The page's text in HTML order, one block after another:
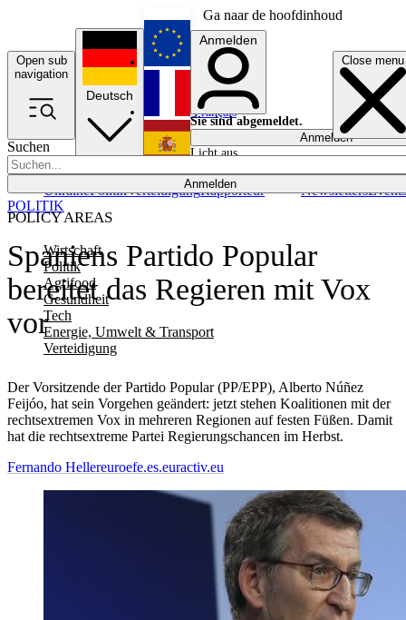
Ga naar de hoofdinhoud
Open sub
navigation
Close menu
Suchen
Anmelden
POLICY AREAS
Wirtschaft
Politik
Agrifood
Gesundheit
Tech
Energie, Umwelt & Transport
Verteidigung
UkrainePolitikVerteidigungRapporteur NewslettersEvents
Deutsch
English
Français
Anmelden
Sie sind abgemeldet.
Anmelden
Licht aus
Spaniens Partido Popular
bereitet das Regieren mit Vox
vor
Der Vorsitzende der Partido Popular (PP/EPP), Alberto Núñez
Feijóo, hat sein Vorgehen geändert: jetzt stehen Koalitionen mit der
rechtsextremen Vox in mehreren Regionen auf festen Füßen. Damit
hat die rechtsextreme Partei Regierungschancen im Herbst.
POLITIK
Fernando Hellereuroefe.es.euractiv.eu